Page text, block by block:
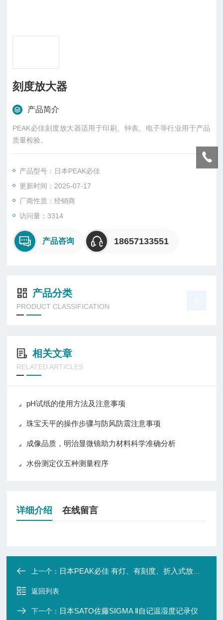
刻度放大器
产品简介
PEAK必佳刻度放大器适用于印刷、钟表、电子等行业用于产品
质量检验。
产品型号：日本PEAK必佳
更新时间：2025-07-17
厂商性质：经销商
访问量：3314
产品咨询 18657133551
产品分类
PRODUCT CLASSIFICATION
相关文章
RELATED ARTICLES
pH试纸的使用方法及注意事项
珠宝天平的操作步骤与防风防震注意事项
成像品质，明治显微镜助力材料科学准确分析
水份测定仪五种测量程序
详细介绍 在线留言
上一个： 日本PEAK必佳 有灯、有刻度、折入式放大镜及显微镜
返回列表
下一个： 日本SATO佐藤SIGMA Ⅱ自记温湿度记录仪